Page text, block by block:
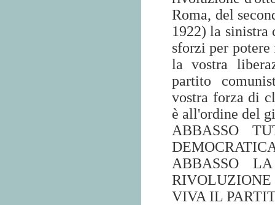
Roma, del
1922) la sinistra
sforzi per
la vostra
partito
vostra forza di
è all'ordine del
ABBASSO
ABBASSO
VIVA IL